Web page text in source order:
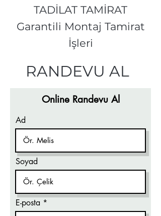
TADİLAT TAMİRAT
Garantili Montaj Tamirat
İşleri
RANDEVU AL
Online Randevu Al
Ad
Soyad
E-posta